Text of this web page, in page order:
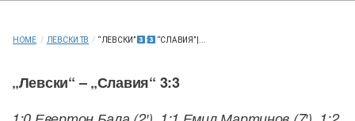
HOME / ЛЕВСКИ ТВ / “ЛЕВСКИ” : “СЛАВИЯ” |...
„Левски“ – „Славия“ 3:3